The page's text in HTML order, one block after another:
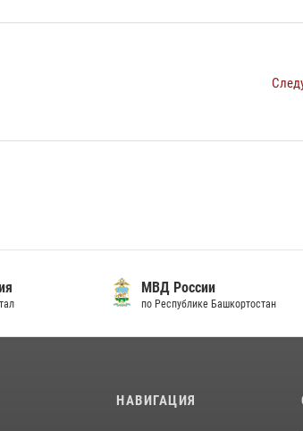
МВД России
по Республике Башкортостан
НАВИГАЦИЯ